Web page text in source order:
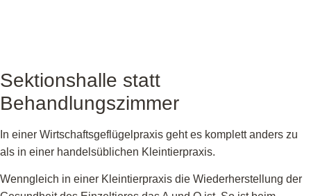
Sektionshalle statt
Behandlungszimmer
In einer Wirtschaftsgeflügelpraxis geht es komplett anders zu
als in einer handelsüblichen Kleintierpraxis.
Wenngleich in einer Kleintierpraxis die Wiederherstellung der